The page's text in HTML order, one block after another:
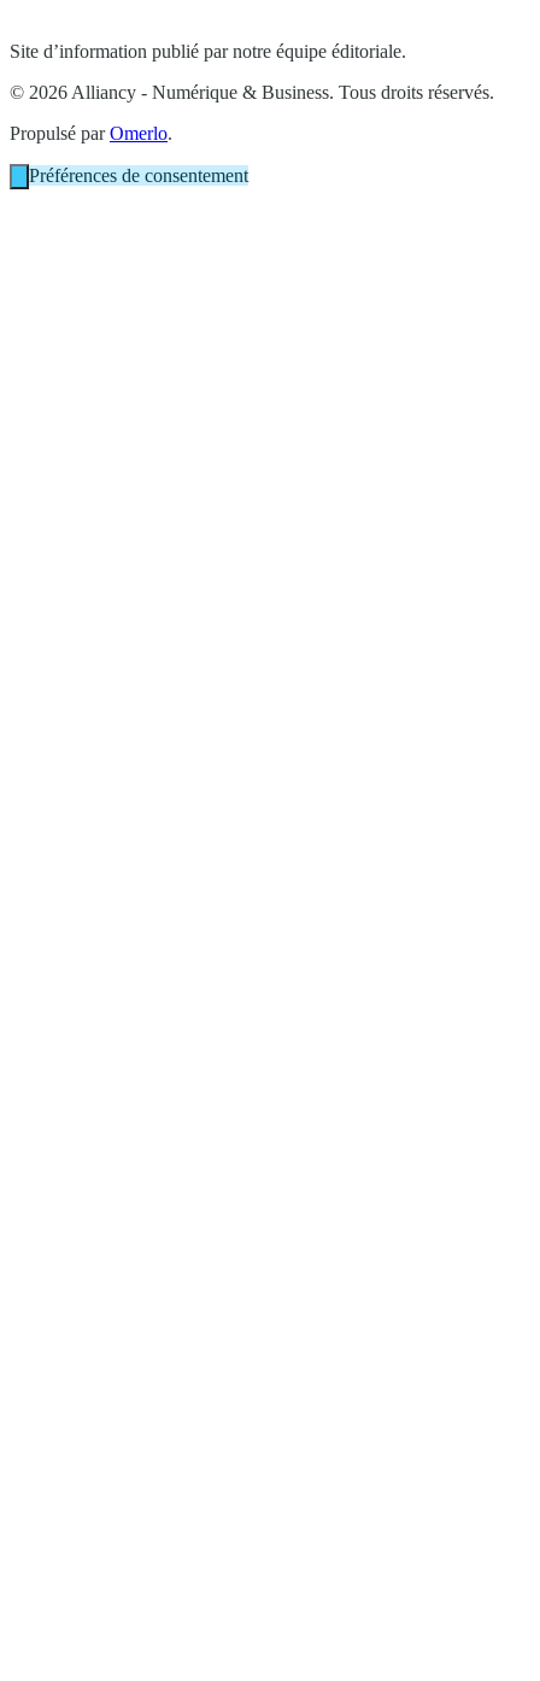
Site d’information publié par notre équipe éditoriale.
© 2026 Alliancy - Numérique & Business. Tous droits réservés.
Propulsé parOmerlo.
Préférences de consentement